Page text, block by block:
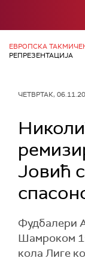
ЕВРОПСКА
РЕПРЕЗЕНТАЦИЈА
ЧЕТВРТАК,
Јовић
Фудбалери
Шамроком
кола Лиге